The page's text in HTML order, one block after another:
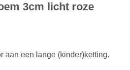
3cm licht roze
aan een lange (kinder)ketting.